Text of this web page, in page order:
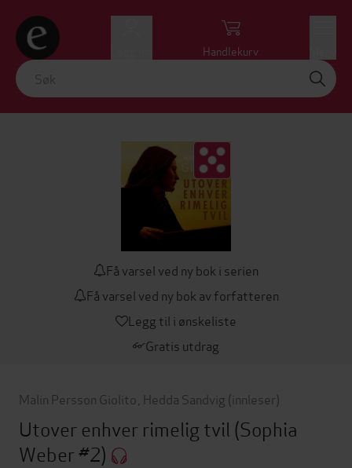
Handlekurv
Få varsel ved ny bok i serien
Få varsel ved ny bok av forfatteren
Legg til i ønskeliste
Gratis utdrag
Malin Persson Giolito Hedda Sandvig (innleser)
Utover enhver rimelig tvil (Sophia
Weber #2)